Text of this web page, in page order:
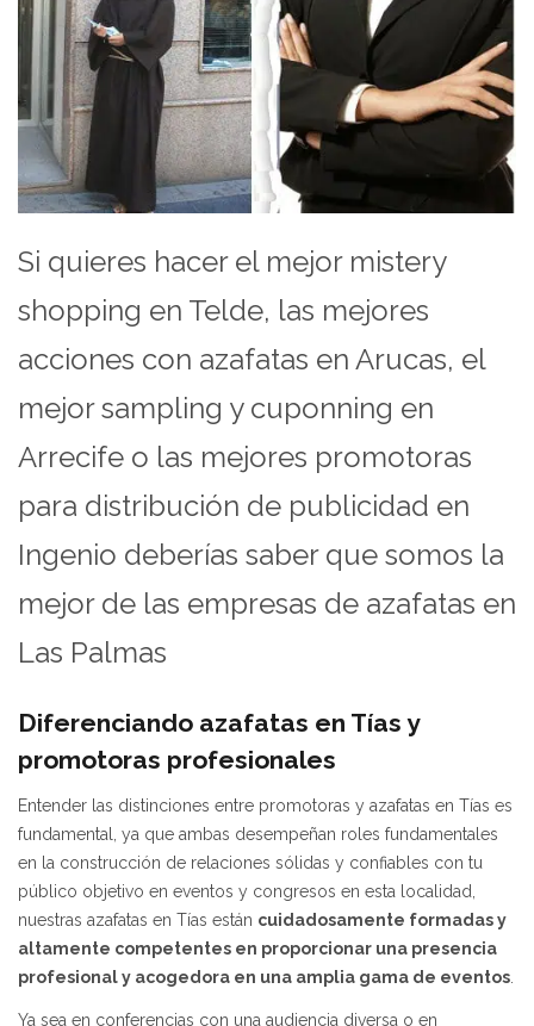
Si quieres hacer el mejor mistery
shopping en Telde, las mejores
acciones con azafatas en Arucas, el
mejor sampling y cuponning en
Arrecife o las mejores promotoras
para distribución de publicidad en
Ingenio deberías saber que somos la
mejor de las empresas de azafatas en
Las Palmas
Diferenciando azafatas en Tías y
promotoras profesionales
Entender las distinciones entre promotoras y azafatas en Tías es
fundamental, ya que ambas desempeñan roles fundamentales
en la construcción de relaciones sólidas y confiables con tu
público objetivo en eventos y congresos en esta localidad,
nuestras azafatas en Tías están cuidadosamente formadas y
altamente competentes en proporcionar una presencia
profesional y acogedora en una amplia gama de eventos.
Ya sea en conferencias con una audiencia diversa o en